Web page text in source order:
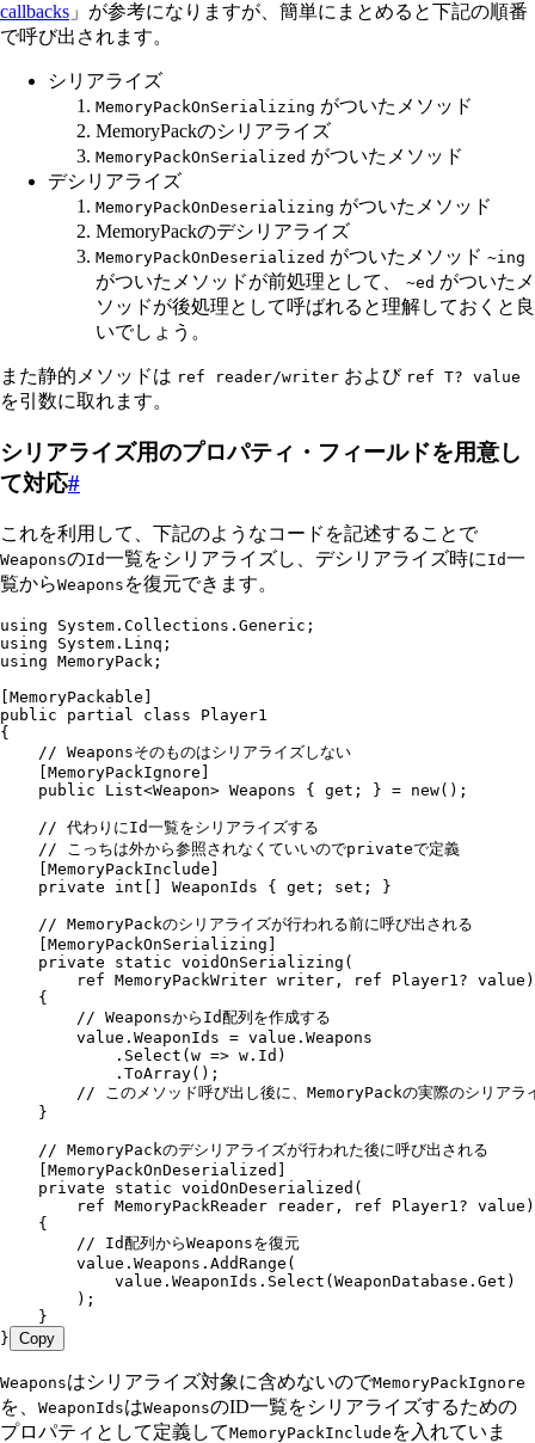
callbacks 」が参考になりますが、簡単にまとめると下記の順番
で呼び出されます。
シリアライズ
MemoryPackOnSerializing がついたメソッド
MemoryPackのシリアライズ
MemoryPackOnSerialized がついたメソッド
デシリアライズ
MemoryPackOnDeserializing がついたメソッド
MemoryPackのデシリアライズ
MemoryPackOnDeserialized がついたメソッド ~ing
がついたメソッドが前処理として、 ~ed がついたメ
ソッドが後処理として呼ばれると理解しておくと良
いでしょう。
また静的メソッドは ref reader/writer および ref T? value
を引数に取れます。
シリアライズ用のプロパティ・フィールドを用意し
て対応#
これを利用して、下記のようなコードを記述することで
WeaponsのId一覧をシリアライズし、デシリアライズ時に Id一
覧からWeapons を復元できます。
using System . Collections . Generic ;
using System . Linq ;
using MemoryPack ;
[MemoryPackable ]
public partial class Player1
{
    // Weaponsそのものはシリアライズしない
    [
MemoryPackIgnore ]
    public
List<Weapon> Weapons { get ; } = new();
    // 代わりにId一覧をシリアライズする
    // こっちは外から参照されなくていいのでprivateで定義
    [
MemoryPackInclude ]
    private
int [] WeaponIds { get ; set ; }
    // MemoryPackのシリアライズが行われる前に呼び出される
    [
MemoryPackOnSerializing ]
    private
static voidOnSerializing (
        ref
MemoryPackWriter writer , ref Player1 ? value)
    {
        // WeaponsからId配列を作成する
        value
. WeaponIds = value . Weapons
            .
Select (w => w . Id )
            .
ToArray();
// このメソッド呼び出し後に、MemoryPackの実際のシリアラ
    }
    // MemoryPackのデシリアライズが行われた後に呼び出される
    [
MemoryPackOnDeserialized ]
    private
static voidOnDeserialized (
        ref
MemoryPackReader reader , ref Player1 ? value)
    {
        // Id配列からWeaponsを復元
        value
. Weapons . AddRange (
            value
. WeaponIds . Select (WeaponDatabase . Get )
        );
    }
} Copy
Weaponsはシリアライズ対象に含めないのでMemoryPackIgnore
を、 WeaponIdsはWeaponsのID一覧をシリアライズするための
プロパティとして定義してMemoryPackInclude を入れていま